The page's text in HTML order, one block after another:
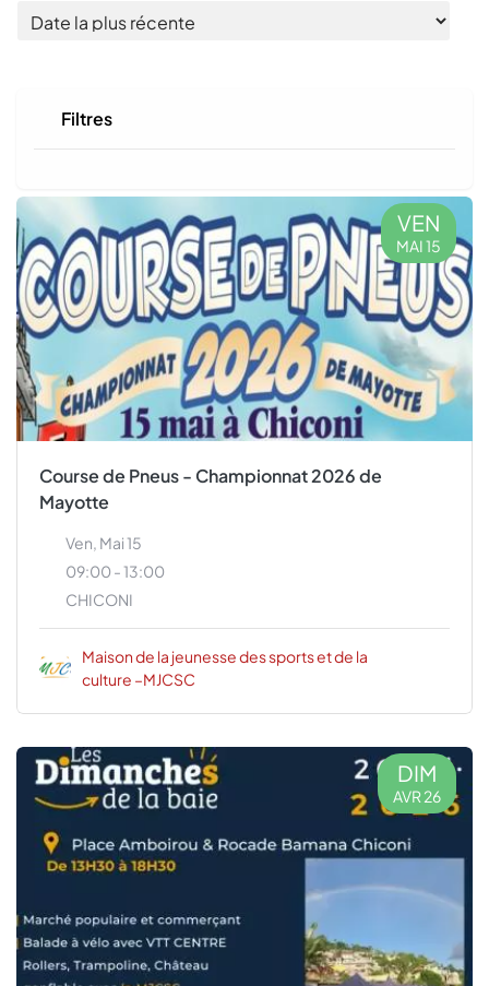
Filtres
VEN
MAI 15
Course de Pneus - Championnat 2026 de
Mayotte
Ven, Mai 15
09:00 - 13:00
CHICONI
Maison de la jeunesse des sports et de la
culture –MJCSC
DIM
AVR 26